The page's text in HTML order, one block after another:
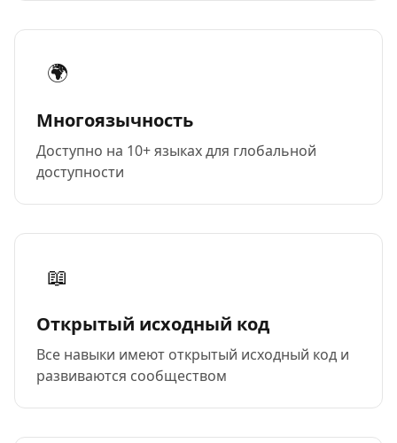
🌍
Многоязычность
Доступно на 10+ языках для глобальной
доступности
📖
Открытый исходный код
Все навыки имеют открытый исходный код и
развиваются сообществом